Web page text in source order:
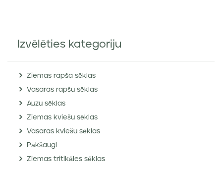
Izvēlēties kategoriju
Ziemas rapša sēklas
Vasaras rapšu sēklas
Auzu sēklas
Ziemas kviešu sēklas
Vasaras kviešu sēklas
Pākšaugi
Ziemas tritikāles sēklas